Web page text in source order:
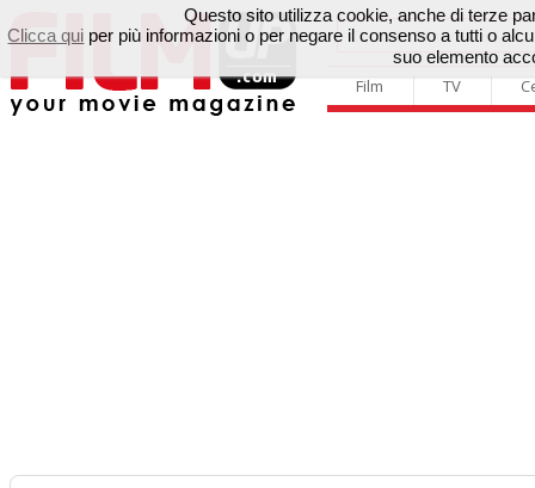
Film TV
Questo sito utilizza cookie, anche di terze
Clicca qui per più informazioni o per negare il consenso a tutti o
suo elemento